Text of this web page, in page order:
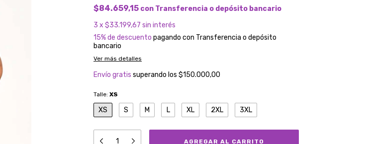
$84.659,15 con Transferencia o depósito bancario
3 x $33.199,67 sin interés
15% de descuento pagando con Transferencia o depósito
bancario
Ver más detalles
Envío gratis superando los $150.000,00
Talle: XS
XS S M L XL 2XL 3XL